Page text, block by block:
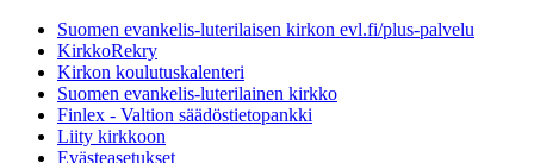
Suomen evankelis-luterilaisen kirkon evl.fi/plus-palvelu
KirkkoRekry
Kirkon koulutuskalenteri
Suomen evankelis-luterilainen kirkko
Finlex - Valtion säädöstietopankki
Liity kirkkoon
Evästeasetukset